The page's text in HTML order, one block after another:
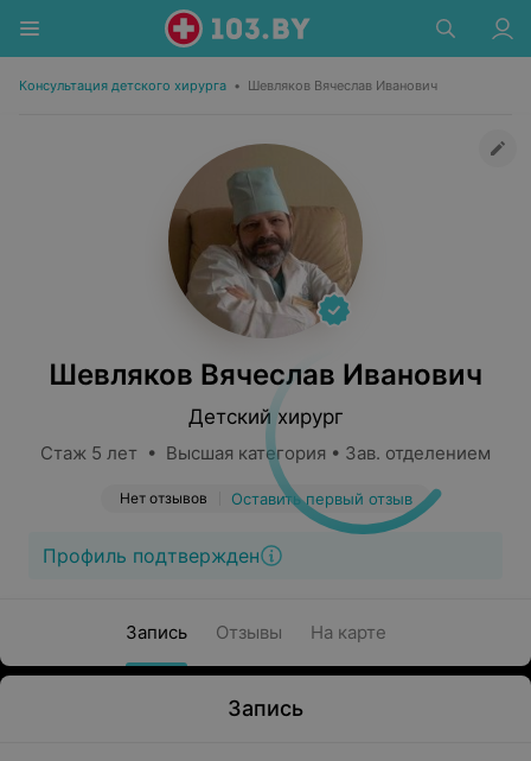
Консультация детского хирурга • Шевляков Вячеслав Иванович
Шевляков Вячеслав Иванович
Детский хирург
Стаж 5 лет • Высшая категория • Зав. отделением
Нет отзывов Оставить первый отзыв
Профиль подтвержден
Запись Отзывы На карте
Запись